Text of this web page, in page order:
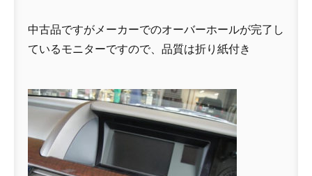
中古品ですがメーカーでのオーバーホールが完了し
ているモニターですので、品質は折り紙付き